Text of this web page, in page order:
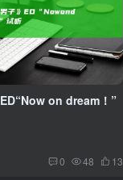
ED“Now on dream！”
0 48 13